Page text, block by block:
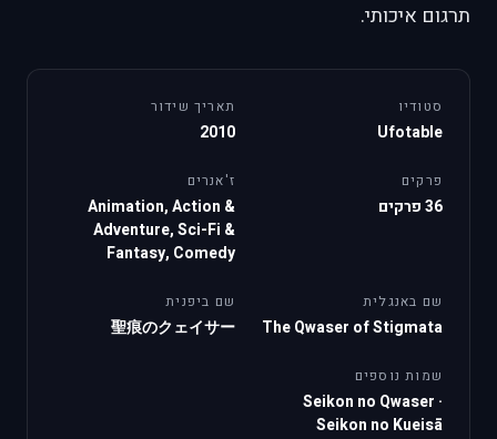
תרגום איכותי.
סטודיו
Ufotable
תאריך שידור
2010
פרקים
36 פרקים
ז'אנרים
Animation, Action &
Adventure, Sci-Fi &
Fantasy, Comedy
שם באנגלית
The Qwaser of Stigmata
שם ביפנית
聖痕のクェイサー
שמות נוספים
Seikon no Qwaser ·
Seikon no Kueisā